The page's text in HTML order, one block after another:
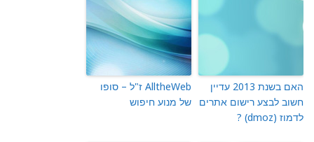
האם בשנת 2013 עדיין
חשוב לבצע רישום אתרים
לדמוז (dmoz) ?
AlltheWeb ז"ל – סופו
של מנוע חיפוש